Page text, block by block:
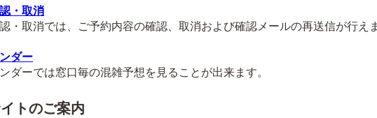
・取消
・取消では、ご予約内容の確認、取消および確認メールの再送信が行えま
ダー
ダーでは窓口毎の混雑予想を見ることが出来ます。
トのご案内